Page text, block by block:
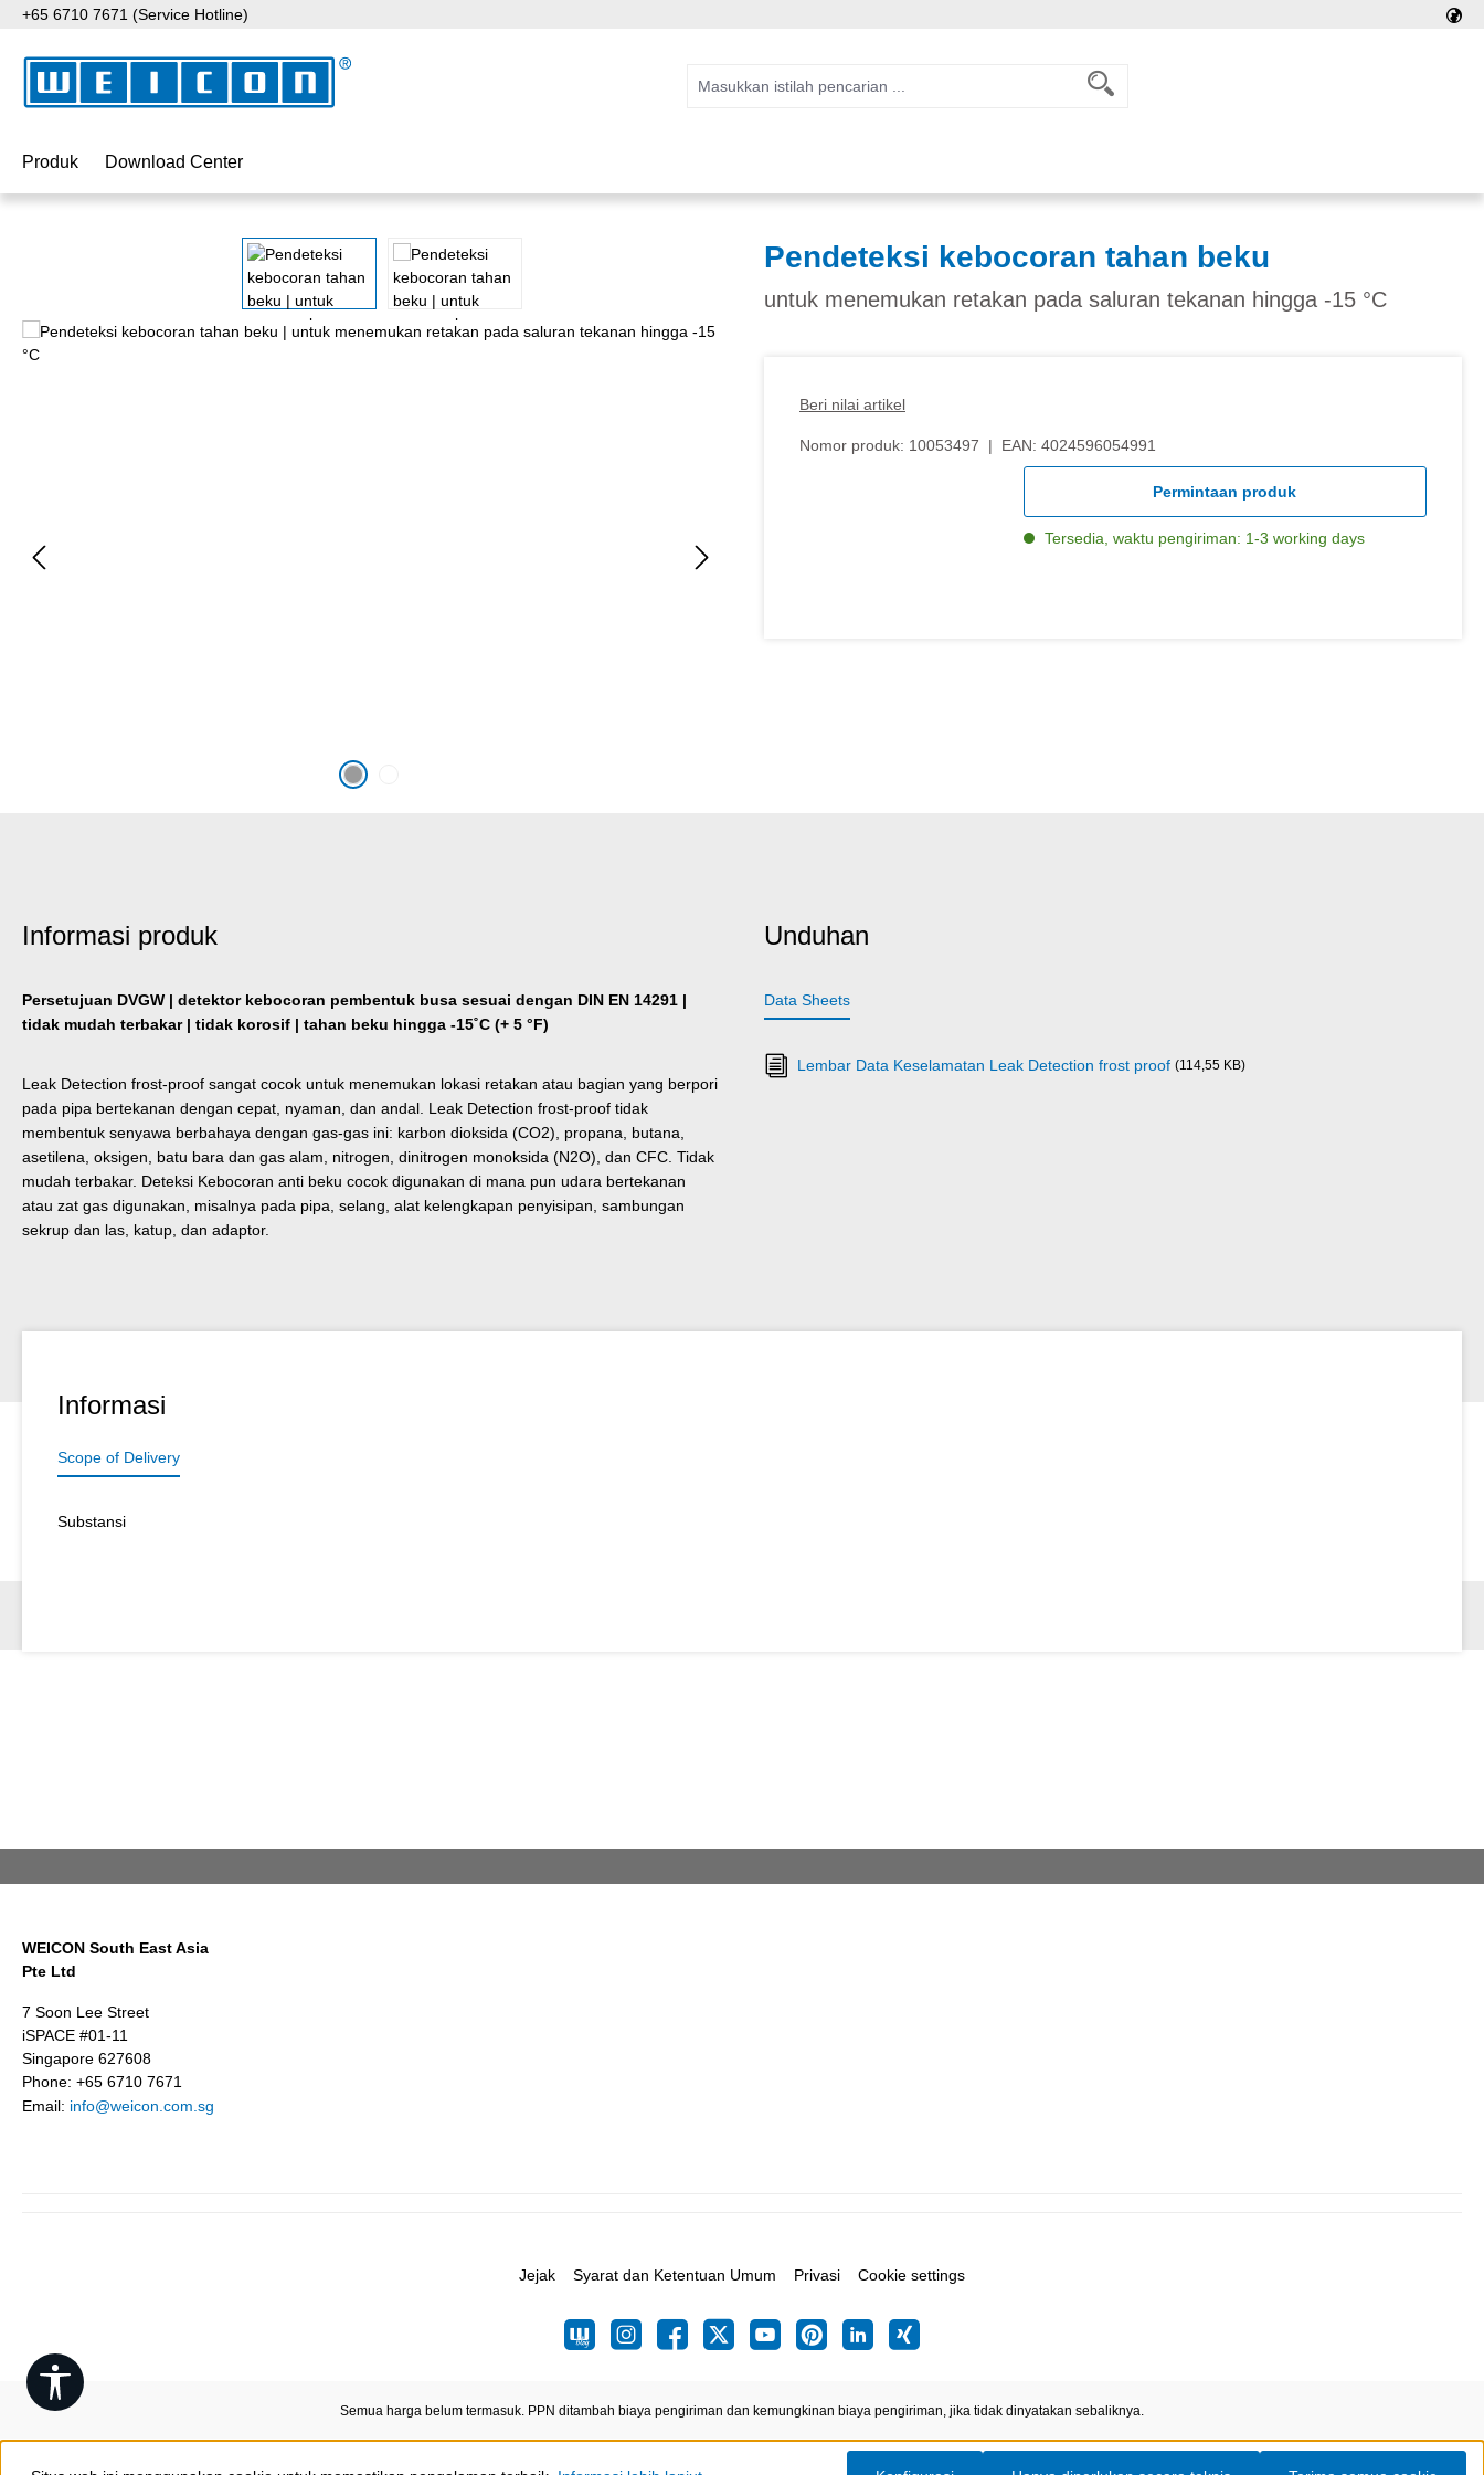
ke konten utama
Lewati ke pencarian
Lewati ke navigasi utama
+65 6710 7671 (Service Hotline)
Produk Download Center
Pendeteksi kebocoran tahan beku
untuk menemukan retakan pada saluran tekanan hingga -15 °C
Beri nilai artikel
Nomor produk: 10053497 | EAN: 4024596054991
Permintaan produk
Tersedia, waktu pengiriman: 1-3 working days
Informasi produk
Persetujuan DVGW | detektor kebocoran pembentuk busa sesuai dengan DIN EN 14291 |
tidak mudah terbakar | tidak korosif | tahan beku hingga -15˚C (+ 5 °F)
Leak Detection frost-proof sangat cocok untuk menemukan lokasi retakan atau bagian yang berpori
pada pipa bertekanan dengan cepat, nyaman, dan andal. Leak Detection frost-proof tidak
membentuk senyawa berbahaya dengan gas-gas ini: karbon dioksida (CO2), propana, butana,
asetilena, oksigen, batu bara dan gas alam, nitrogen, dinitrogen monoksida (N2O), dan CFC. Tidak
mudah terbakar. Deteksi Kebocoran anti beku cocok digunakan di mana pun udara bertekanan
atau zat gas digunakan, misalnya pada pipa, selang, alat kelengkapan penyisipan, sambungan
sekrup dan las, katup, dan adaptor.
Unduhan
Data Sheets
Lembar Data Keselamatan Leak Detection frost proof (114,55 KB)
Informasi
Scope of Delivery
Substansi
WEICON South East Asia
Pte Ltd
7 Soon Lee Street
iSPACE #01-11
Singapore 627608
Phone: +65 6710 7671
Email: info@weicon.com.sg
Jejak Syarat dan Ketentuan Umum Privasi Cookie settings
Semua harga belum termasuk. PPN ditambah biaya pengiriman dan kemungkinan biaya pengiriman, jika tidak dinyatakan sebaliknya.
Show toolbar